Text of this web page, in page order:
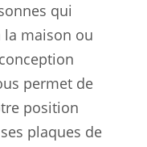
qui
la maison ou
permet de
position
plaques de